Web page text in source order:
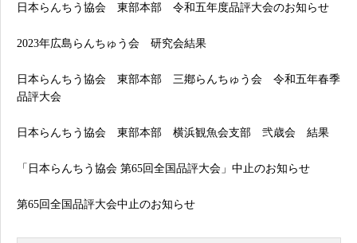
日本らんちう協会 東部本部 令和五年度品評大会のお知らせ
2023年広島らんちゅう会 研究会結果
日本らんちう協会 東部本部 三鄕らんちゅう会 令和五年春季
品評大会
日本らんちう協会 東部本部 横浜観魚会支部 弐歳会 結果
「日本らんちう協会 第65回全国品評大会」中止のお知らせ
第65回全国品評大会中止のお知らせ